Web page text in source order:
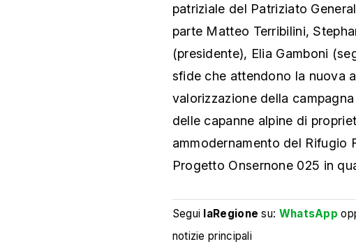
patriziale del Patriziato
parte Matteo Terribilini,
(presidente), Elia Gamboni
sfide che attendono la nuova
valorizzazione della
delle capanne alpine di
ammodernamento del Rifugio
Progetto Onsernone 025 in
Segui laRegione su: WhatsApp
notizie principali